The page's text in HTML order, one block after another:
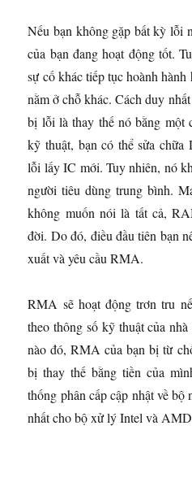
Nếu bạn không gặp bất kỳ lỗi
của bạn đang hoạt động tốt.
sự cố khác tiếp tục hoành
nằm ở chỗ khác. Cách duy
bị lỗi là thay thế nó bằng một
kỹ thuật, bạn có thể sửa
lỗi lấy IC mới. Tuy nhiên, nó
người tiêu dùng trung bình.
không muốn nói là tất cả,
đời. Do đó, điều đầu tiên bạn
xuất và yêu cầu RMA.
RMA sẽ hoạt động trơn tru
theo thông số kỹ thuật của
nào đó, RMA của bạn bị từ
bị thay thế bằng tiền của
thống phân cấp cập nhật về
nhất cho bộ xử lý Intel và